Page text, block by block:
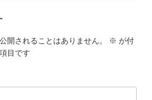
開されることはありません。 ※ が付
目です